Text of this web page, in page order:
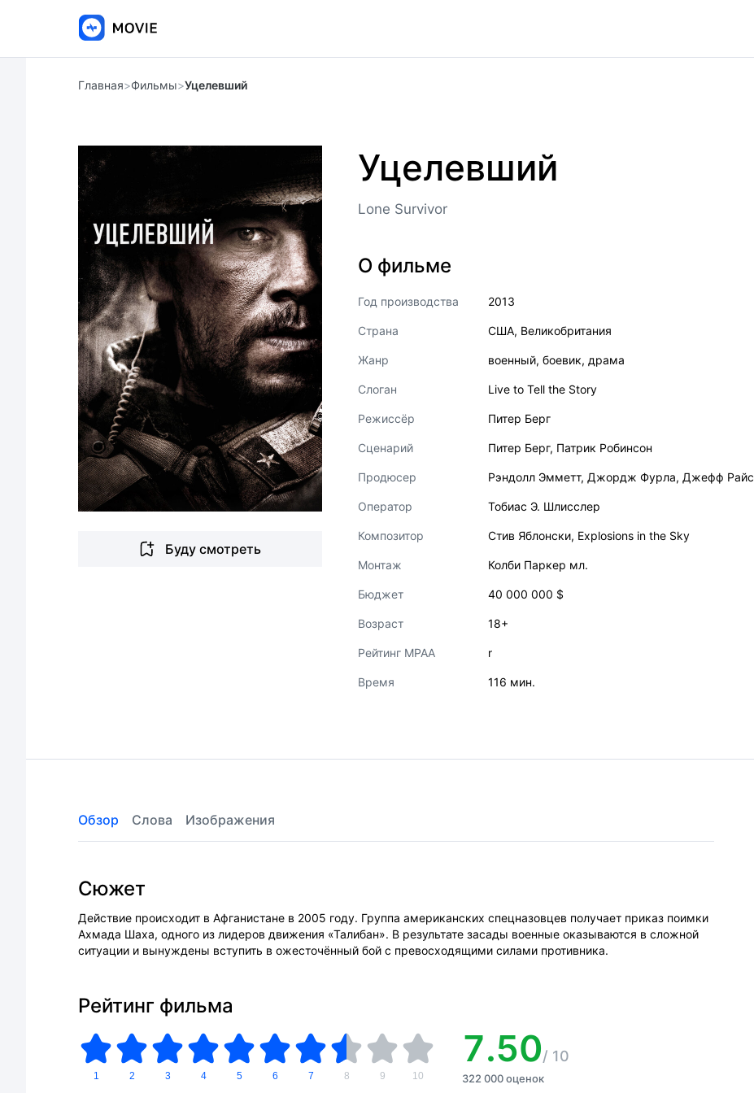
Главная>Фильмы>Уцелевший
Буду смотреть
Уцелевший
Lone Survivor
О фильме
Год производства 2013
Страна США, Великобритания
Жанр военный, боевик, драма
Слоган Live to Tell the Story
Режиссёр Питер Берг
Сценарий Питер Берг, Патрик Робинсон
Продюсер Рэндолл Эмметт, Джордж Фурла, Джефф Райс
Оператор Тобиас Э. Шлисслер
Композитор Стив Яблонски, Explosions in the Sky
Монтаж Колби Паркер мл.
Бюджет 40 000 000 $
Возраст 18+
Рейтинг MPAA r
Время 116 мин.
Обзор Слова Изображения
Сюжет
Действие происходит в Афганистане в 2005 году. Группа американских спецназовцев получает приказ поимки
Ахмада Шаха, одного из лидеров движения «Талибан». В результате засады военные оказываются в сложной
ситуации и вынуждены вступить в ожесточённый бой с превосходящими силами противника.
Рейтинг фильма
1 2 3 4 5 6 7 8 9 10
7.50/ 10
322 000 оценок